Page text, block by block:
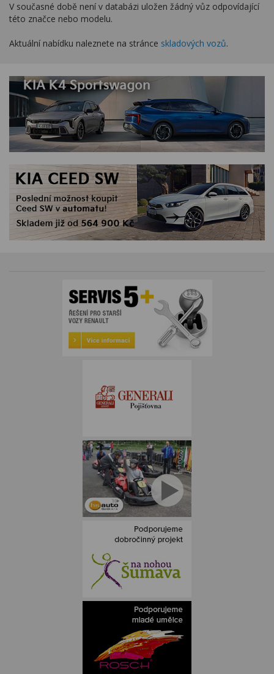
V současné době není v databázi uložen žádný vůz odpovídající
této značce nebo modelu.
Aktuální nabídku naleznete na stránce skladových vozů.